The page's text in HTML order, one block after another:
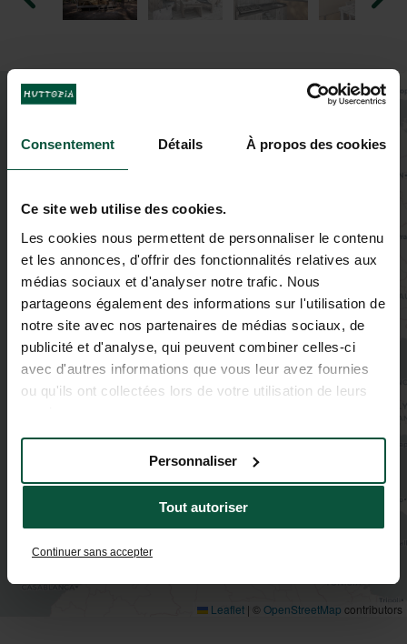
Consentement Détails À propos des cookies
Ce site web utilise des cookies.
Les cookies nous permettent de personnaliser le contenu
et les annonces, d'offrir des fonctionnalités relatives aux
médias sociaux et d'analyser notre trafic. Nous
partageons également des informations sur l'utilisation de
notre site avec nos partenaires de médias sociaux, de
publicité et d'analyse, qui peuvent combiner celles-ci
avec d'autres informations que vous leur avez fournies
ou qu'ils ont collectées lors de votre utilisation de leurs
Tout autoriser
Personnaliser
Continuer sans accepter
+
Leaflet | © OpenStreetMap contributors